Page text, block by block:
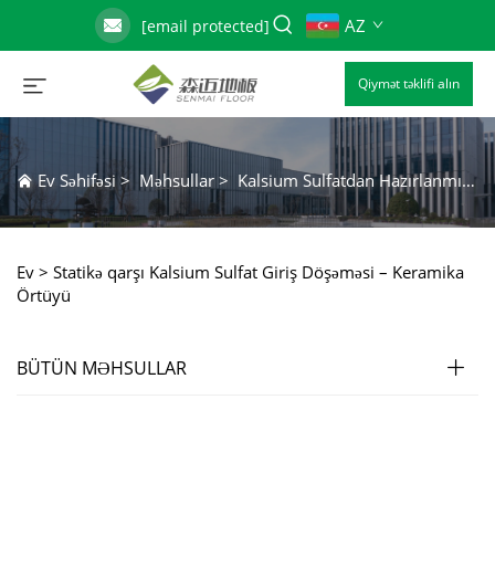
[email protected] AZ
Qiymət təklifi alın
Ev Səhifəsi> Məhsullar > Kalsium Sulfatdan Hazırlanmış Qaldırılmış Giriş Zəmini
Ev > Statikə qarşı Kalsium Sulfat Giriş Döşəməsi – Keramika
Örtüyü
BÜTÜN MƏHSULLAR